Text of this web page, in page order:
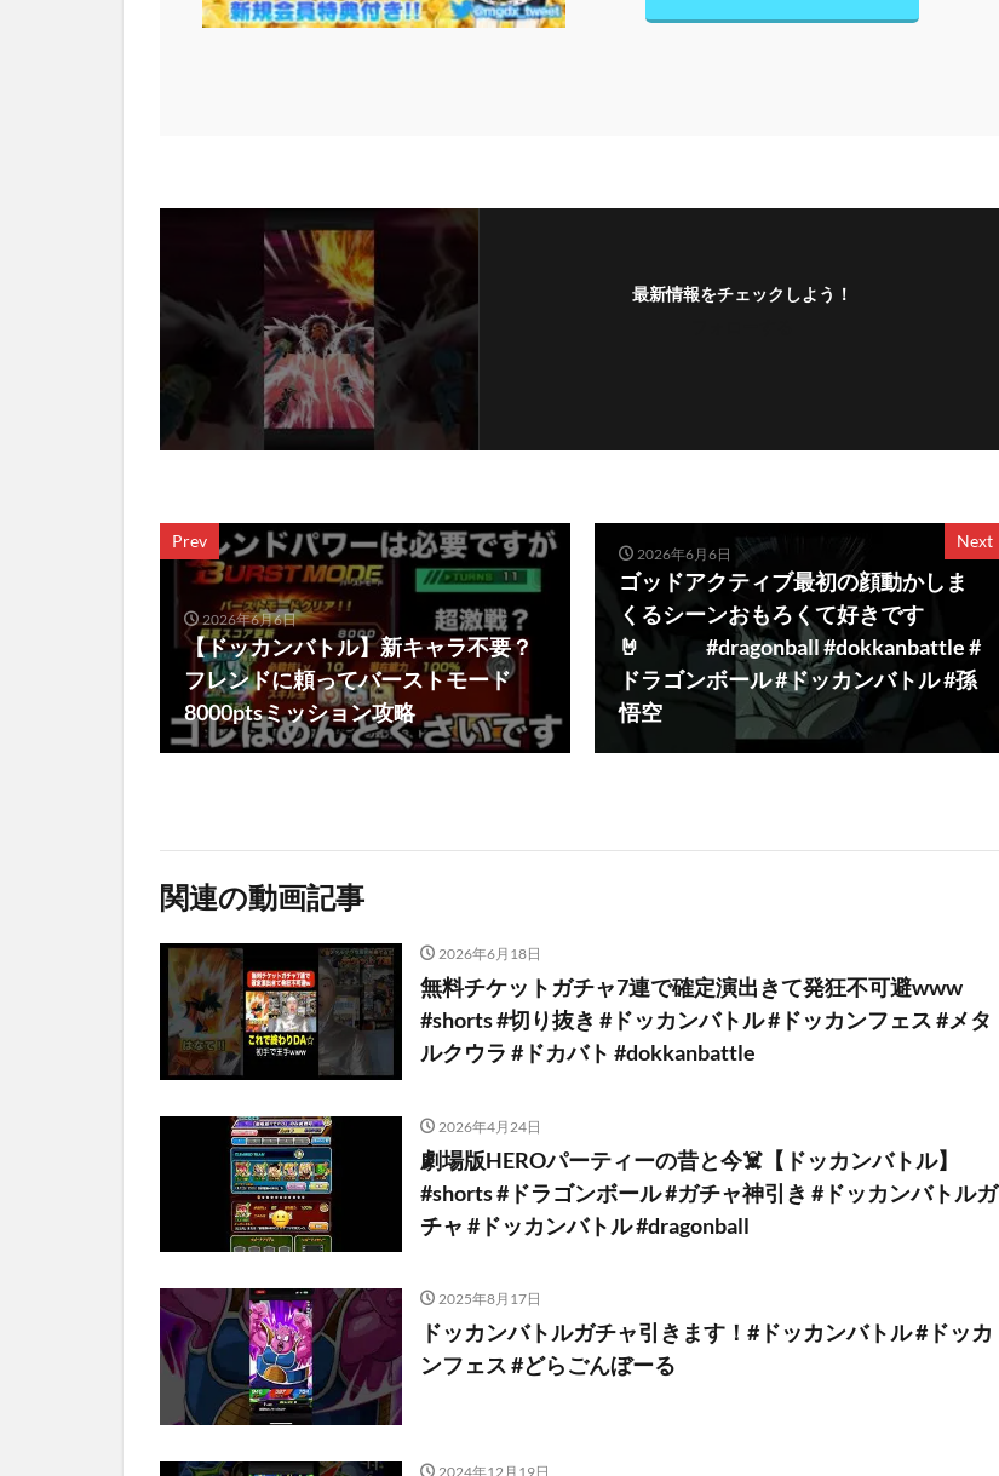
最新情報をチェックしよう！
Prev
2026年6月6日
【ドッカンバトル】新キャラ不要？
フレンドに頼ってバーストモード
8000ptsミッション攻略
Next
2026年6月6日
ゴッドアクティブ最初の顔動かしま
くるシーンおもろくて好きです
🤘 #dragonball #dokkanbattle #
ドラゴンボール #ドッカンバトル #孫
悟空
関連の動画記事
2026年6月18日
無料チケットガチャ7連で確定演出きて発狂不可避www
#shorts #切り抜き #ドッカンバトル #ドッカンフェス #メタ
ルクウラ #ドカバト #dokkanbattle
2026年4月24日
劇場版HEROパーティーの昔と今☠️【ドッカンバトル】
#shorts #ドラゴンボール #ガチャ神引き #ドッカンバトルガ
チャ #ドッカンバトル #dragonball
2025年8月17日
ドッカンバトルガチャ引きます！#ドッカンバトル #ドッカ
ンフェス #どらごんぼーる
2024年12月19日